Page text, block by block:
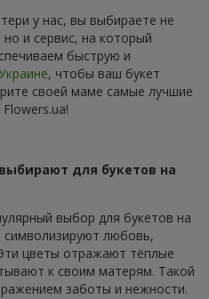
у нас, вы выбираете не
и сервис, на который
быструю и
, чтобы ваш букет
своей маме самые лучшие
для букетов на
выбор для букетов на
любовь,
цветы отражают тёплые
к своим матерям. Такой
заботы и нежности.